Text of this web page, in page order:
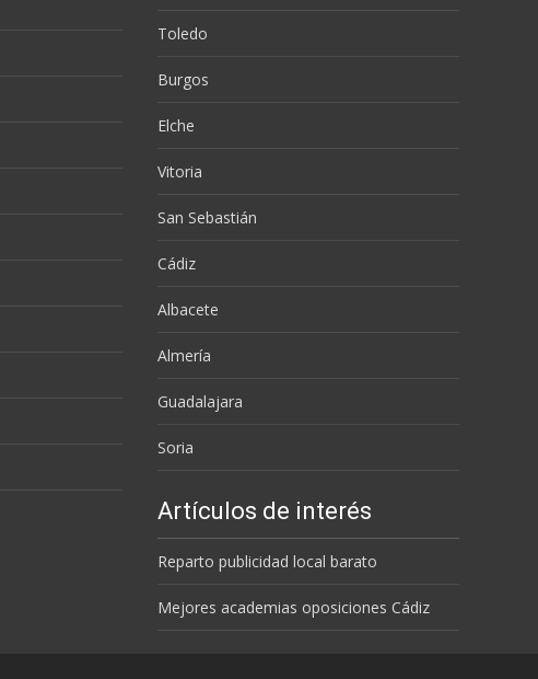
Toledo
Burgos
Elche
Vitoria
San Sebastián
Cádiz
Albacete
Almería
Guadalajara
Soria
Artículos de interés
Reparto publicidad local barato
Mejores academias oposiciones Cádiz